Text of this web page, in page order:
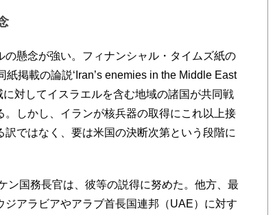
懸念が強い。フィナンシャル・タイムズ紙の
掲載の論説‘Iran’s enemies in the Middle East
対してイスラエルを含む地域の諸国が共同戦
しかし、イランが核兵器の取得にこれ以上接
ではなく、要は米国の決断次第という段階に
国務長官は、彼等の説得に努めた。他方、最
アラビアやアラブ首長国連邦（UAE）に対す